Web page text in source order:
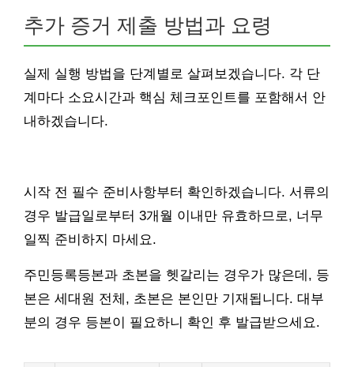
추가 증거 제출 방법과 요령
실제 실행 방법을 단계별로 살펴보겠습니다. 각 단
계마다 소요시간과 핵심 체크포인트를 포함해서 안
내하겠습니다.
시작 전 필수 준비사항부터 확인하겠습니다. 서류의
경우 발급일로부터 3개월 이내만 유효하므로, 너무
일찍 준비하지 마세요.
주민등록등본과 초본을 헷갈리는 경우가 많은데, 등
본은 세대원 전체, 초본은 본인만 기재됩니다. 대부
분의 경우 등본이 필요하니 확인 후 발급받으세요.